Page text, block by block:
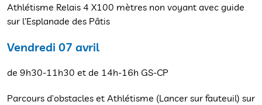
Athlétisme Relais 4 X100 mètres non voyant avec guide
sur l’Esplanade des Pâtis
Vendredi 07 avril
de 9h30-11h30 et de 14h-16h GS-CP
Parcours d’obstacles et Athlétisme (Lancer sur fauteuil) sur